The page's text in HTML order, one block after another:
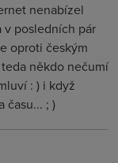
nenabízel
v posledních pár
oproti českým
někdo nečumí
: ) i když
času... ; )